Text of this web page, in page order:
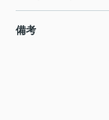
備考